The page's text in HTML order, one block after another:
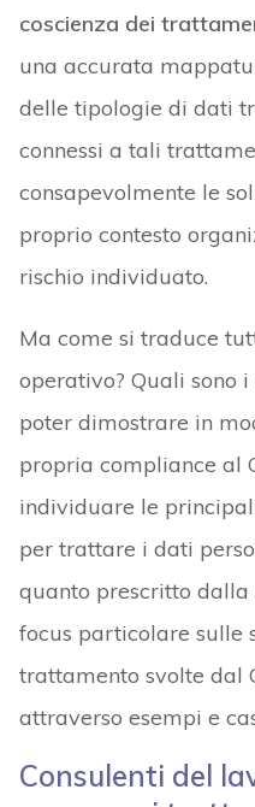
coscienza dei
una accurata
delle tipologie di dati
connessi a tali
consapevolmente le
proprio contesto
rischio individuato.
Ma come si traduce
operativo? Quali sono
poter dimostrare in
propria compliance al
individuare le
per trattare i dati
quanto prescritto
focus particolare sulle
trattamento svolte dal
attraverso esempi e
Consulenti del